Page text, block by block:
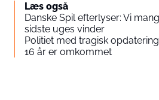
Læs også
Danske Spil efterlyser: Vi
sidste uges vinder
Politiet med tragisk
16 år er omkommet